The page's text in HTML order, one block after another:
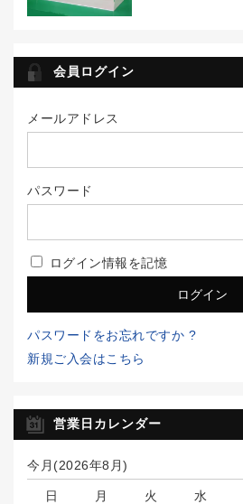
会員ログイン
メールアドレス
パスワード
ログイン情報を記憶
パスワードをお忘れですか ?
新規ご入会はこちら
営業日カレンダー
今月(2026年8月)
日 月 火 水